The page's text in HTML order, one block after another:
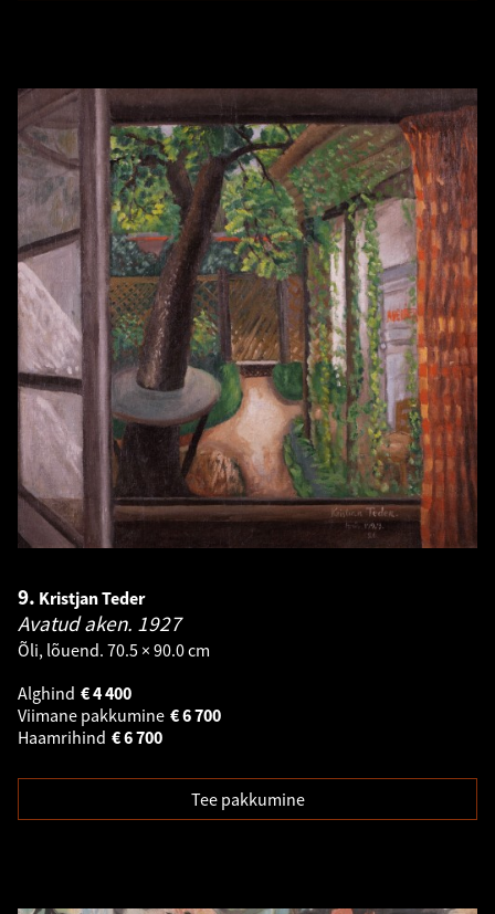
9. Kristjan Teder
Avatud aken. 1927
Õli, lõuend. 70.5 × 90.0 cm
Alghind
4 400
€
Viimane pakkumine
6 700
€
Haamrihind
6 700
€
Tee pakkumine